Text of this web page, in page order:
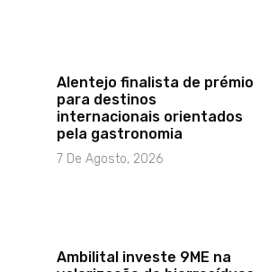
Alentejo finalista de prémio
para destinos
internacionais orientados
pela gastronomia
7 De Agosto, 2026
Ambilital investe 9ME na